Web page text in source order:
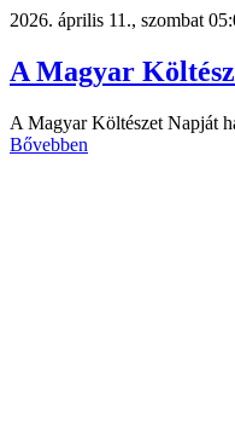
2026. április 11., szombat
A Magyar
A Magyar Költészet Napját
Bővebben